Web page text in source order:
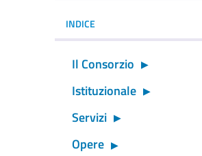
INDICE
Il Consorzio
Istituzionale
Servizi
Opere